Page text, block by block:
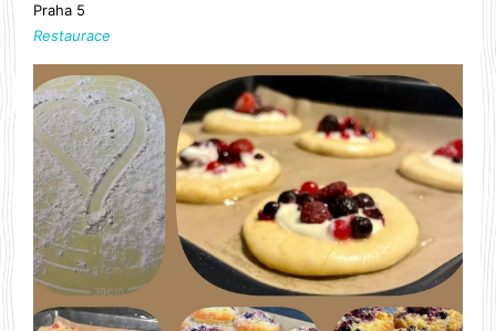
Praha 5
Restaurace